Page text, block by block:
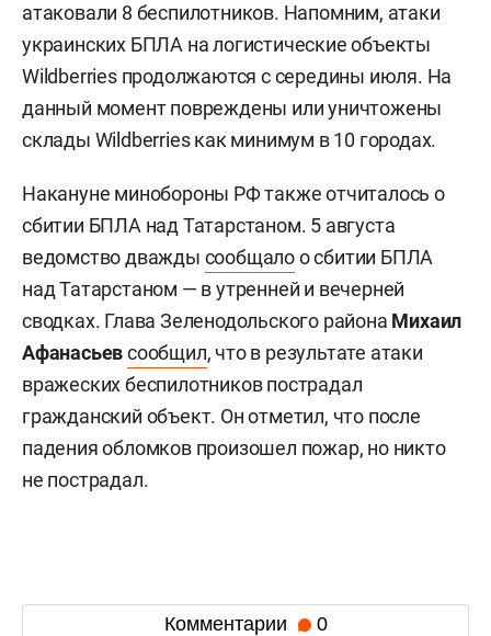
атаковали 8 беспилотников. Напомним, атаки
украинских БПЛА на логистические объекты
Wildberries продолжаются с середины июля. На
данный момент повреждены или уничтожены
склады Wildberries как минимум в 10 городах.
Накануне минобороны РФ также отчиталось о
сбитии БПЛА над Татарстаном. 5 августа
ведомство дважды сообщалоо сбитии БПЛА
над Татарстаном — в утренней и вечерней
сводках. Глава Зеленодольского района Михаил
Афанасьевсообщил, что в результате атаки
вражеских беспилотников пострадал
гражданский объект. Он отметил, что после
падения обломков произошел пожар, но никто
не пострадал.
Комментарии 0